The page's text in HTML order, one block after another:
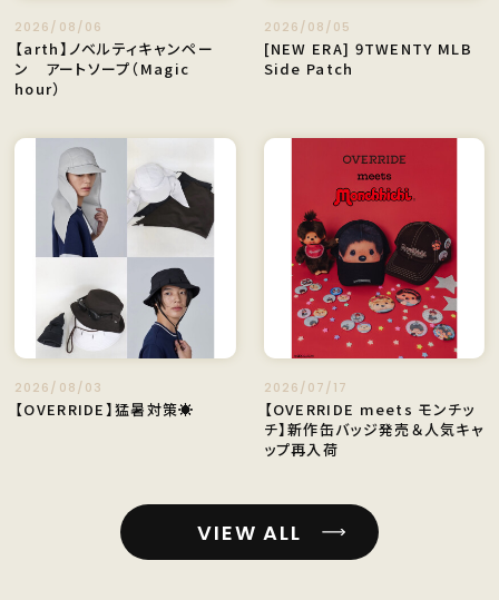
2026/08/06
【arth】ノベルティキャンペー
ン アートソープ（Magic
hour）
2026/08/05
[NEW ERA] 9TWENTY MLB
Side Patch
2026/08/03
【OVERRIDE】猛暑対策☀️
2026/07/17
【OVERRIDE meets モンチッ
チ】新作缶バッジ発売＆人気キャ
ップ再入荷
VIEW ALL